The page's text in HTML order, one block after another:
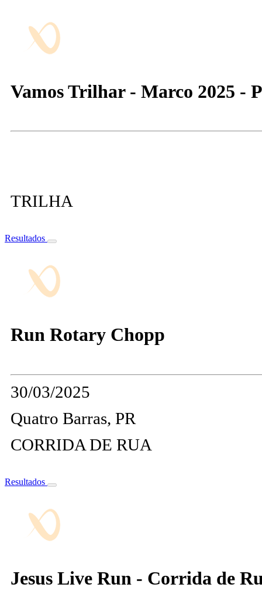
Vamos Trilhar - Marco 2025 -
TRILHA
Resultados
Run Rotary Chopp
30/03/2025
Quatro Barras, PR
CORRIDA DE RUA
Resultados
Jesus Live Run - Corrida de